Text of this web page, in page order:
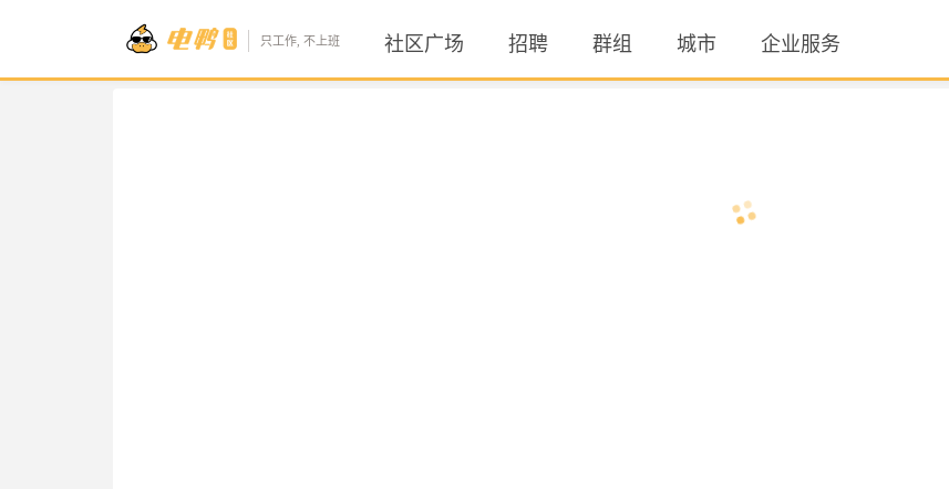
只工作, 不上班 社区广场 招聘 群组 城市 企业服务